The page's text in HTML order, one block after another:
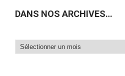
DANS NOS ARCHIVES…
Dans